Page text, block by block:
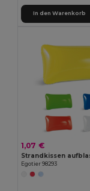
In den Warenkorb
1,07 €
Egotier 98293